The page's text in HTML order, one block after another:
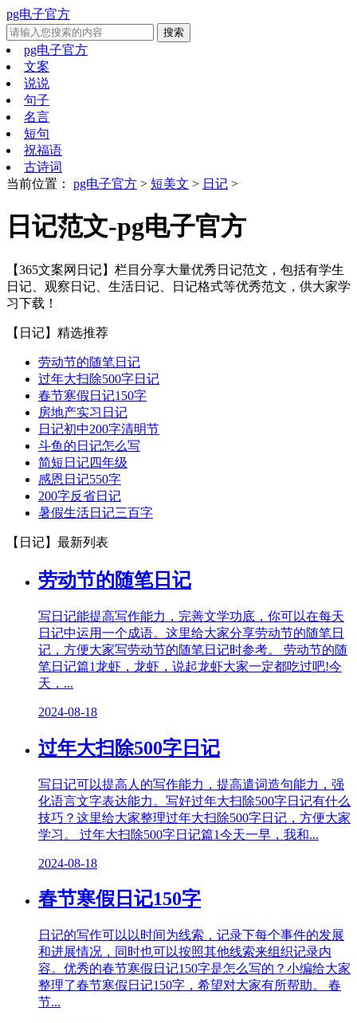
pg电子官方
pg电子官方
文案
说说
句子
名言
短句
祝福语
古诗词
当前位置：
pg电子官方 > 短美文 > 日记 >
日记范文-pg电子官方
【365文案网日记】栏目分享大量优秀日记范文，包括有学生
日记、观察日记、生活日记、日记格式等优秀范文，供大家学
习下载！
【日记】 精选推荐
劳动节的随笔日记
过年大扫除500字日记
春节寒假日记150字
房地产实习日记
日记初中200字清明节
斗鱼的日记怎么写
简短日记四年级
感恩日记550字
200字反省日记
暑假生活日记三百字
【日记】 最新列表
劳动节的随笔日记
写日记能提高写作能力，完善文学功底，你可以在每天
日记中运用一个成语。这里给大家分享劳动节的随笔日
记，方便大家写劳动节的随笔日记时参考。 劳动节的随
笔日记篇1龙虾，龙虾，说起龙虾大家一定都吃过吧!今
天，...
2024-08-18
过年大扫除500字日记
写日记可以提高人的写作能力，提高遣词造句能力，强
化语言文字表达能力。写好过年大扫除500字日记有什么
技巧？这里给大家整理过年大扫除500字日记，方便大家
学习。 过年大扫除500字日记篇1今天一早，我和...
2024-08-18
春节寒假日记150字
日记的写作可以以时间为线索，记录下每个事件的发展
和进展情况，同时也可以按照其他线索来组织记录内
容。优秀的春节寒假日记150字是怎么写的？小编给大家
整理了春节寒假日记150字，希望对大家有所帮助。 春
节...